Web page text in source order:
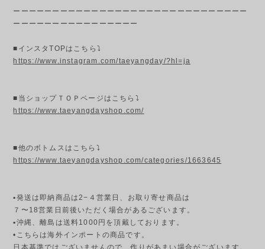
ーーーーーーーーーーーーーーーーーーーーーーーーーーーーーー
ーーーーーーーーーーーーーーーー
■インスタTOPはこちら⤵
https://www.instagram.com/taeyangday/?hl=ja
■当ショップＴＯＰページはこちら⤵
https://www.taeyangdayshop.com/
■他のボトムスはこちら⤵
https://www.taeyangdayshop.com/categories/1663645
▪発送は即納商品は2−４営業日、お取り寄せ商品は
７〜18営業日前後いただく場合があるございます。
▪︎沖縄、離島は送料1000円を頂戴しております。
•こちらは海外インポートの商品です。
日本基準ではございませんので、作りがあまい場合がございます。